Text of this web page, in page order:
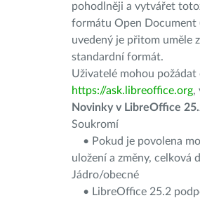
pohodlněji a vytvářet
formátu Open Document
uvedený je přitom uměle
standardní formát.
Uživatelé mohou
https://ask.libreoffice.org,
Novinky v LibreOffice
Soukromí
• Pokud je povolena
uložení a změny, celková
Jádro/obecné
• LibreOffice 25.2